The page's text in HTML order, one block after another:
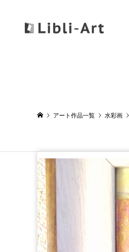
アート作品一覧 水彩画